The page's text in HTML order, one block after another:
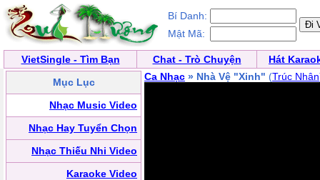
Bí Danh:
Mật Mã:
VietSingle - Tìm Bạn Chat - Trò Chuyện
Hát
Mục Lục
Nhạc Music Video
Nhạc Hay Tuyển Chọn
Nhạc Thiếu Nhi Video
Karaoke Video
Ca Nhạc » Nhà Vệ "Xinh" (Trúc Nhân